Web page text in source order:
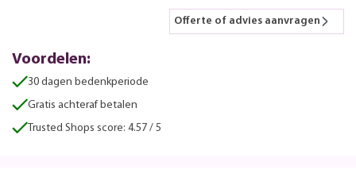
Offerte of advies aanvragen
Voordelen:
30 dagen bedenkperiode
Gratis achteraf betalen
Trusted Shops score: 4.57 / 5